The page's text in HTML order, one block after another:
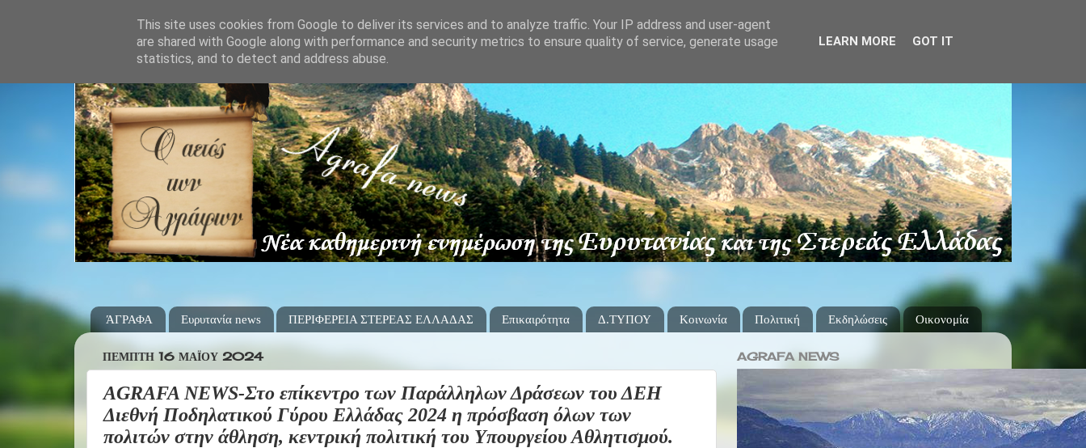
ΆΓΡΑΦΑ Ευρυτανία news ΠΕΡΙΦΕΡΕΙΑ ΣΤΕΡΕΑΣ ΕΛΛΑΔΑΣ Επικαιρότητα Δ.ΤΥΠΟΥ Κοινωνία Πολιτική Εκδηλώσεις Οικονομία
ΠΈΜΠΤΗ 16 ΜΑΪ́ΟΥ 2024
AGRAFA NEWS-Στο επίκεντρο των Παράλληλων Δράσεων του ΔΕΗ
Διεθνή Ποδηλατικού Γύρου Ελλάδας 2024 η πρόσβαση όλων των
πολιτών στην άθληση, κεντρική πολιτική του Υπουργείου Αθλητισμού.
AGRAFA NEWS
This site uses cookies from Google to deliver its services and to analyze traffic. Your IP address and user-agent
are shared with Google along with performance and security metrics to ensure quality of service, generate usage
statistics, and to detect and address abuse.
LEARN MORE GOT IT